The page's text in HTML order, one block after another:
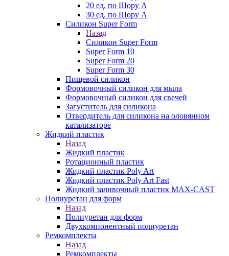
20 ед. по Шору А
30 ед. по Шору А
Силикон Super Form
Назад
Силикон Super Form
Super Form 10
Super Form 20
Super Form 30
Пищевой силикон
Формовочный силикон для мыла
Формовочный силикон для свечей
Загуститель для силикона
Отвердитель для силикона на оловянном
катализаторе
Жидкий пластик
Назад
Жидкий пластик
Ротационный пластик
Жидкий пластик Poly Art
Жидкий пластик Poly Art Fast
Жидкий заливочный пластик MAX-CAST
Полиуретан для форм
Назад
Полиуретан для форм
Двухкомпонентный полиуретан
Ремкомплекты
Назад
Ремкомплекты